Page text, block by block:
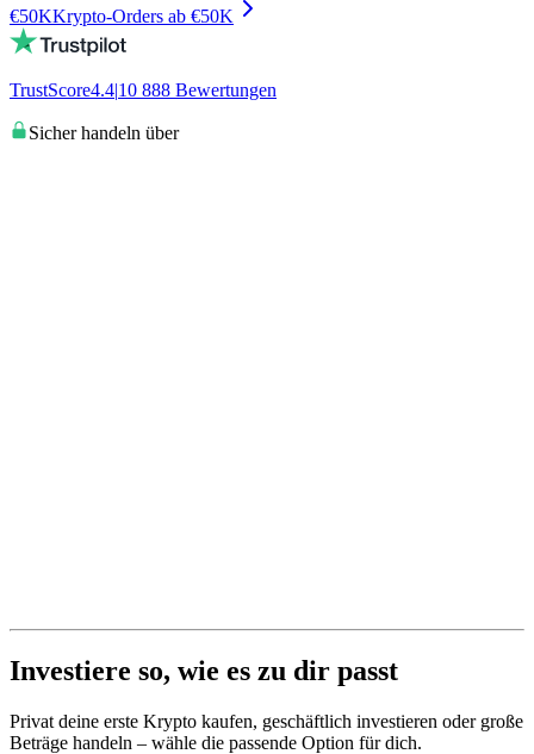
€50KKrypto-Orders ab €50K
TrustScore4.4|10 888 Bewertungen
Sicher handeln über
Investiere so, wie es zu dir passt
Privat deine erste Krypto kaufen, geschäftlich investieren oder große
Beträge handeln – wähle die passende Option für dich.